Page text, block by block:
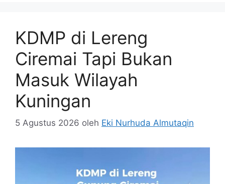
KDMP di Lereng
Ciremai Tapi Bukan
Masuk Wilayah
Kuningan
5 Agustus 2026 oleh Eki Nurhuda Almutaqin